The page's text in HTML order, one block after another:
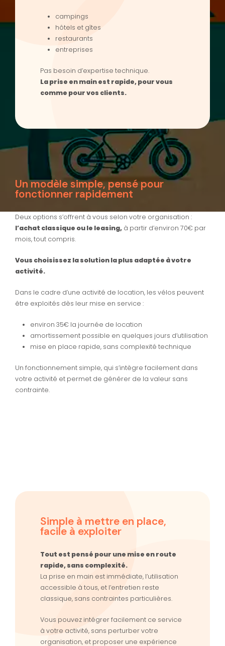
campings
hôtels et gîtes
restaurants
entreprises
Pas besoin d’expertise technique.
La prise en main est rapide, pour vous
comme pour vos clients.
Un modèle simple, pensé pour
fonctionner rapidement
Deux options s’offrent à vous selon votre organisation :
l’achat classique ou le leasing, à partir d’environ 70€ par
mois, tout compris.
Vous choisissez la solution la plus adaptée à votre
activité.
Dans le cadre d’une activité de location, les vélos peuvent
être exploités dès leur mise en service :
environ 35€ la journée de location
amortissement possible en quelques jours d’utilisation
mise en place rapide, sans complexité technique
Un fonctionnement simple, qui s’intègre facilement dans
votre activité et permet de générer de la valeur sans
contrainte.
Simple à mettre en place,
facile à exploiter
Tout est pensé pour une mise en route
rapide, sans complexité.
La prise en main est immédiate, l’utilisation
accessible à tous, et l’entretien reste
classique, sans contraintes particulières.
Vous pouvez intégrer facilement ce service
à votre activité, sans perturber votre
organisation, et proposer une expérience